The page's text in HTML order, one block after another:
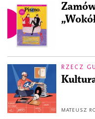
RZECZ
MATEUSZ